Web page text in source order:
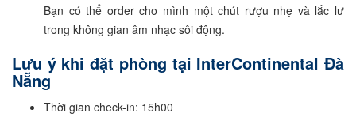
Bạn có thể order cho mình một chút rượu nhẹ và lắc lư
trong không gian âm nhạc sôi động.
Lưu ý khi đặt phòng tại InterContinental Đà
Nẵng
Thời gian check-in: 15h00